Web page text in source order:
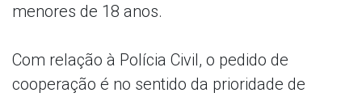
menores de 18 anos.
Com relação à Polícia Civil, o pedido de
cooperação é no sentido da prioridade de